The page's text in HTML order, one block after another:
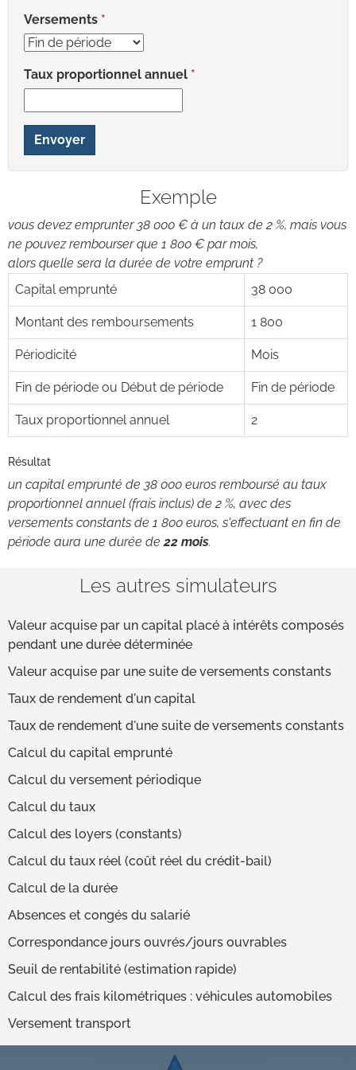
Versements
Taux proportionnel annuel
Envoyer
Exemple
vous devez emprunter 38 000 € à un taux de 2 %, mais vous
ne pouvez rembourser que 1 800 € par mois,
alors quelle sera la durée de votre emprunt ?
Capital emprunté
38 000
Montant des remboursements 1 800
Périodicité Mois
Fin de période ou Début de période Fin de période
Taux proportionnel annuel 2
Résultat
un capital emprunté de 38 000 euros remboursé au taux
proportionnel annuel (frais inclus) de 2 %, avec des
versements constants de 1 800 euros, s'effectuant en fin de
période aura une durée de22 mois.
Les autres simulateurs
Valeur acquise par un capital placé à intérêts composés
pendant une durée déterminée
Valeur acquise par une suite de versements constants
Taux de rendement d'un capital
Taux de rendement d'une suite de versements constants
Calcul du capital emprunté
Calcul du versement périodique
Calcul du taux
Calcul des loyers (constants)
Calcul du taux réel (coût réel du crédit-bail)
Calcul de la durée
Absences et congés du salarié
Correspondance jours ouvrés/jours ouvrables
Seuil de rentabilité (estimation rapide)
Calcul des frais kilométriques : véhicules automobiles
Versement transport